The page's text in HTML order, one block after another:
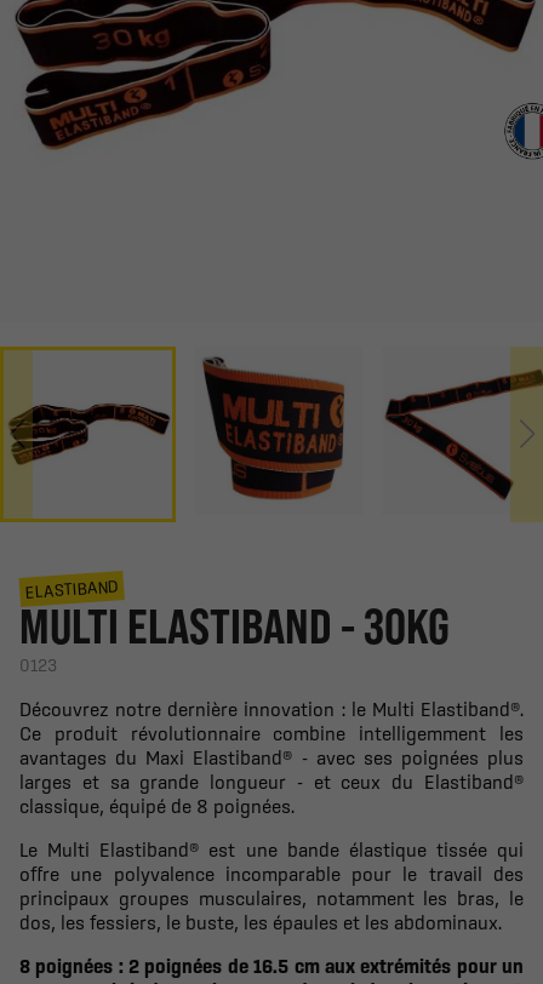
ELASTIBAND
MULTI ELASTIBAND - 30KG
0123
Découvrez notre dernière innovation : le Multi Elastiband®.
Ce produit révolutionnaire combine intelligemment les
avantages du Maxi Elastiband® - avec ses poignées plus
larges et sa grande longueur - et ceux du Elastiband®
classique, équipé de 8 poignées.
Le Multi Elastiband® est une bande élastique tissée qui
offre une polyvalence incomparable pour le travail des
principaux groupes musculaires, notamment les bras, le
dos, les fessiers, le buste, les épaules et les abdominaux.
8 poignées : 2 poignées de 16.5 cm aux extrémités pour un